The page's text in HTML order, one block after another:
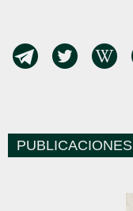
PUBLICACIONES